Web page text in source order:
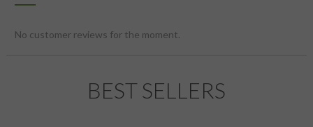
No customer reviews for the moment.
BEST SELLERS